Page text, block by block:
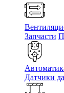
Запчасти
Датчики